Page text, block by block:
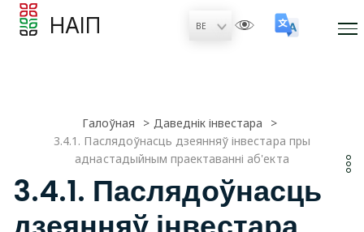
НАІП
Галоўная
Даведнік інвестара
3.4.1. Паслядоўнасць дзеянняў інвестара пры
аднастадыйным праектаванні аб'екта
3.4.1. Паслядоўнасць